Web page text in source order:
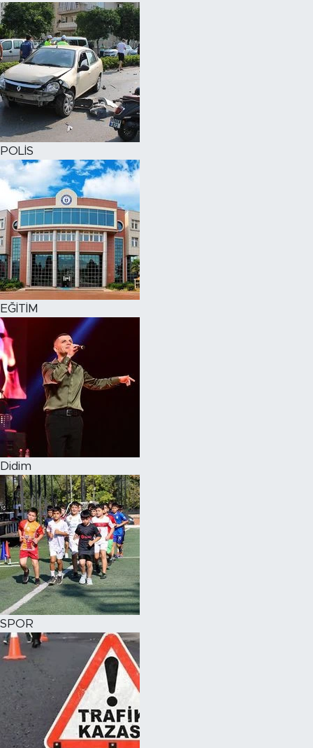
POLİS
EĞİTİM
Didim
SPOR